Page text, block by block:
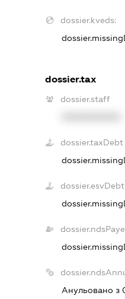
dossier.kveds:
dossier.tax
dossier.staff
dossier.taxDebt
dossier.esvDebt
Анульовано з